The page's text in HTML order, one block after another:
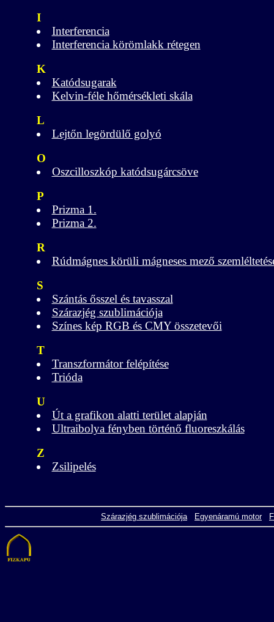
I
Interferencia
Interferencia körömlakk rétegen
K
Katódsugarak
Kelvin-féle hőmérsékleti skála
L
Lejtőn legördülő golyó
O
Oszcilloszkóp katódsugárcsöve
P
Prizma 1.
Prizma 2.
R
Rúdmágnes körüli mágneses mező
S
Szántás ősszel és tavasszal
Szárazjég szublimációja
Színes kép RGB és CMY összetevői
T
Transzformátor felépítése
Trióda
U
Út a grafikon alatti terület alapján
Ultraibolya fényben történő fluoreszkálás
Z
Zsilipelés
Szárazjég szublimációja Egyenáramú motor